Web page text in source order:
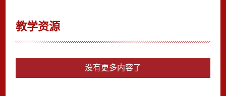
教学资源
没有更多内容了